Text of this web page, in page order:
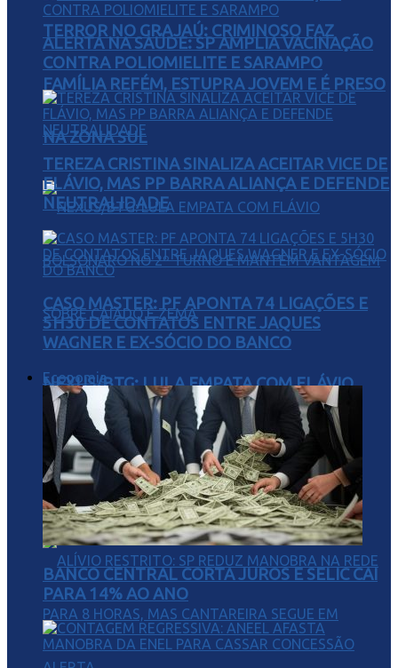
TERROR NO GRAJAÚ: CRIMINOSO FAZ
FAMÍLIA REFÉM, ESTUPRA JOVEM E É PRESO
NA ZONA SUL
NEXUS/BTG: LULA EMPATA COM FLÁVIO
BOLSONARO NO 2º TURNO E MANTÉM
VANTAGEM SOBRE CAIADO E ZEMA
ALERTA NA SAÚDE: SP AMPLIA VACINAÇÃO
CONTRA POLIOMIELITE E SARAMPO
TEREZA CRISTINA SINALIZA ACEITAR VICE DE
FLÁVIO, MAS PP BARRA ALIANÇA E DEFENDE
NEUTRALIDADE
CASO MASTER: PF APONTA 74 LIGAÇÕES E
5H30 DE CONTATOS ENTRE JAQUES
WAGNER E EX-SÓCIO DO BANCO
Economia
BANCO CENTRAL CORTA JUROS E SELIC CAI
PARA 14% AO ANO